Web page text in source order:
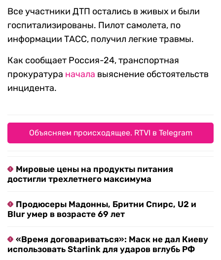
Все участники ДТП остались в живых и были
госпитализированы. Пилот самолета, по
информации ТАСС, получил легкие травмы.
Как сообщает Россия-24, транспортная
прокуратура начала выяснение обстоятельств
инцидента.
Объясняем происходящее. RTVI в Telegram
Мировые цены на продукты питания
достигли трехлетнего максимума
Продюсеры Мадонны, Бритни Спирс, U2 и
Blur умер в возрасте 69 лет
«Время договариваться»: Маск не дал Киеву
использовать Starlink для ударов вглубь РФ